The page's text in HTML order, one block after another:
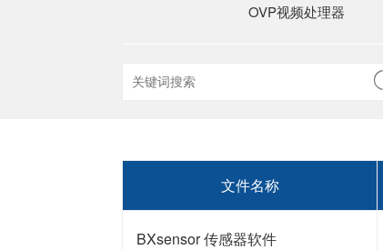
OVP视频处理器
文件名称
BXsensor 传感器软件